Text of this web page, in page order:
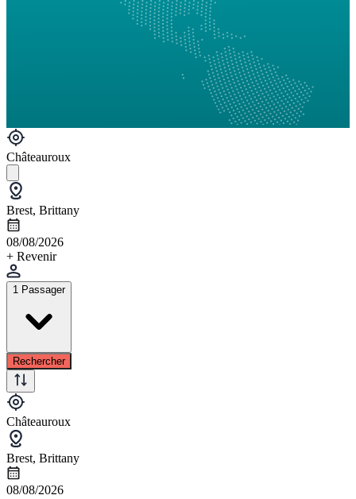
Châteauroux
Brest, Brittany
08/08/2026
+ Revenir
1 Passager
Rechercher
Châteauroux
Brest, Brittany
08/08/2026